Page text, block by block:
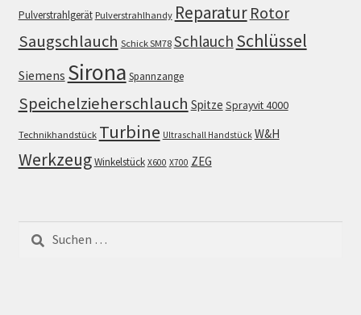
Pulverstrahlgerät Pulverstrahlhandy Reparatur Rotor
Saugschlauch Schick SM78 Schlauch Schlüssel
Siemens Sirona Spannzange
Speichelzieherschlauch Spitze Sprayvit 4000
Technikhandstück Turbine Ultraschall Handstück W&H
WerkzeugWinkelstück X600 X700 ZEG
Suchen
nach: